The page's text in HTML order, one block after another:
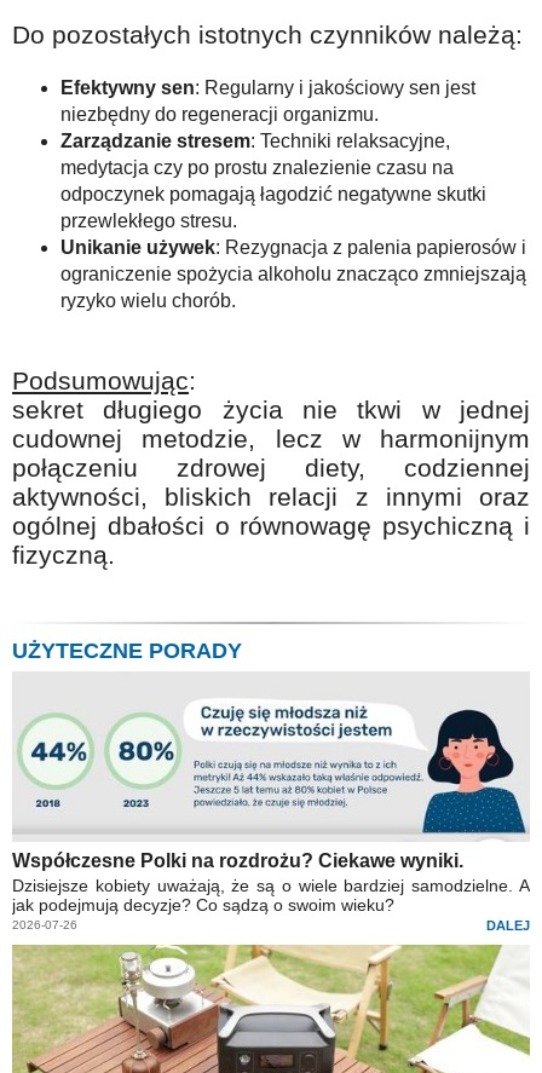
Do pozostałych istotnych czynników należą:
Efektywny sen: Regularny i jakościowy sen jest
niezbędny do regeneracji organizmu.
Zarządzanie stresem: Techniki relaksacyjne,
medytacja czy po prostu znalezienie czasu na
odpoczynek pomagają łagodzić negatywne skutki
przewlekłego stresu.
Unikanie używek: Rezygnacja z palenia papierosów i
ograniczenie spożycia alkoholu znacząco zmniejszają
ryzyko wielu chorób.
Podsumowując:
sekret długiego życia nie tkwi w jednej
cudownej metodzie, lecz w harmonijnym
połączeniu zdrowej diety, codziennej
aktywności, bliskich relacji z innymi oraz
ogólnej dbałości o równowagę psychiczną i
fizyczną.
UŻYTECZNE PORADY
Współczesne Polki na rozdrożu? Ciekawe wyniki.
Dzisiejsze kobiety uważają, że są o wiele bardziej samodzielne. A
jak podejmują decyzje? Co sądzą o swoim wieku?
2026-07-26 DALEJ